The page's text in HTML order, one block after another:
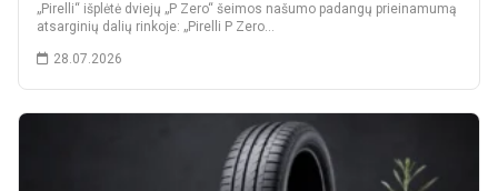
„Pirelli“ išplėtė dviejų „P Zero“ šeimos našumo padangų prieinamumą
atsarginių dalių rinkoje: „Pirelli P Zero…
28.07.2026